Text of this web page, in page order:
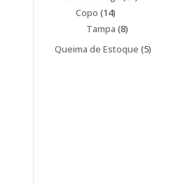
Copo 1414
produtos
Tampa 88
produtos
Queima de Estoque 55